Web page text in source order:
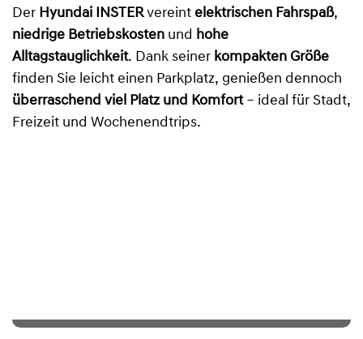
Der Hyundai INSTERvereint elektrischen Fahrspaß,
niedrige Betriebskosten und hohe
Alltagstauglichkeit. Dank seiner kompakten Größe
finden Sie leicht einen Parkplatz, genießen dennoch
überraschend viel Platz und Komfort– ideal für Stadt,
Freizeit und Wochenendtrips.